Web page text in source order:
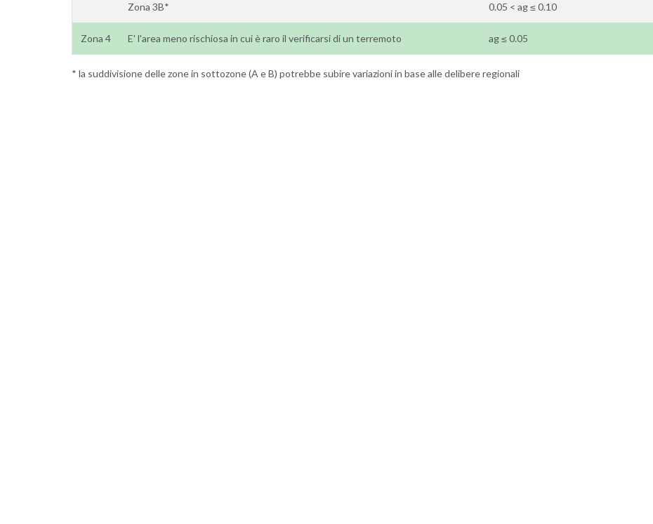
Zona 3B* 0.05 < ag ≤ 0.10
Zona 4 E' l'area meno rischiosa in cui è raro il verificarsi di un terremoto ag ≤ 0.05
* la suddivisione delle zone in sottozone (A e B) potrebbe subire variazioni in base alle delibere regionali